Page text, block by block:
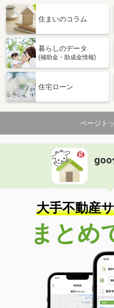
住まいのコラム
暮らしのデータ
(補助金・助成金情報)
住宅ローン
ページト
goo
大手不動産
まとめ